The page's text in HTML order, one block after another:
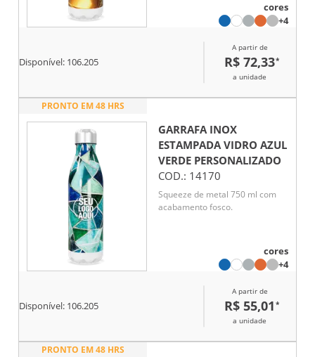
cores
+4
Disponível: 106.205
A partir de
R$ 72,33*
a unidade
PRONTO EM 48 HRS
GARRAFA INOX
ESTAMPADA VIDRO AZUL
VERDE PERSONALIZADO
COD.: 14170
Squeeze de metal 750 ml com
acabamento fosco.
cores
+4
Disponível: 106.205
A partir de
R$ 55,01 *
a unidade
PRONTO EM 48 HRS